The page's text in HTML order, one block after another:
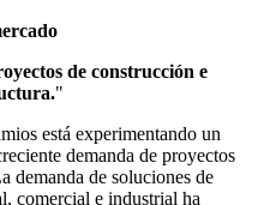
de construcción e
"
está experimentando un
demanda de proyectos
demanda de soluciones de
comercial e industrial ha